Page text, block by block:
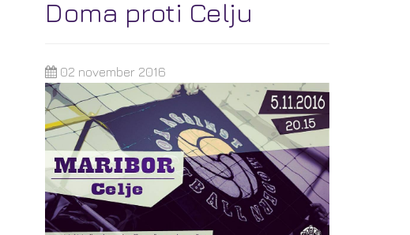
Doma proti Celju
02 november 2016